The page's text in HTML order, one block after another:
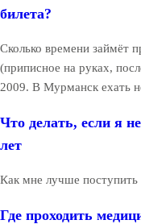
билета?
Сколько времени займёт
(приписное на руках,
2009. В Мурманск ехать
Что делать, если я
лет
Как мне лучше поступить
Где проходить